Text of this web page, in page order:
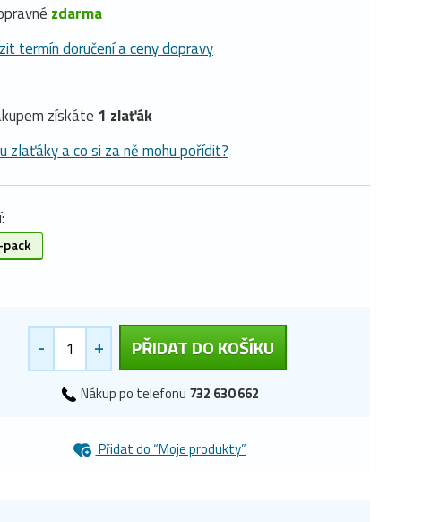
zdarma
termín doručení a ceny dopravy
získáte 1 zlaťák
zlaťáky a co si za ně mohu pořídit?
- + PŘIDAT DO KOŠÍKU
Nákup po telefonu 732 630 662
Přidat do “Moje produkty”